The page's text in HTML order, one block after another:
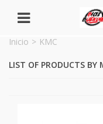
Inicio > KMC
LIST OF PRODUCTS BY